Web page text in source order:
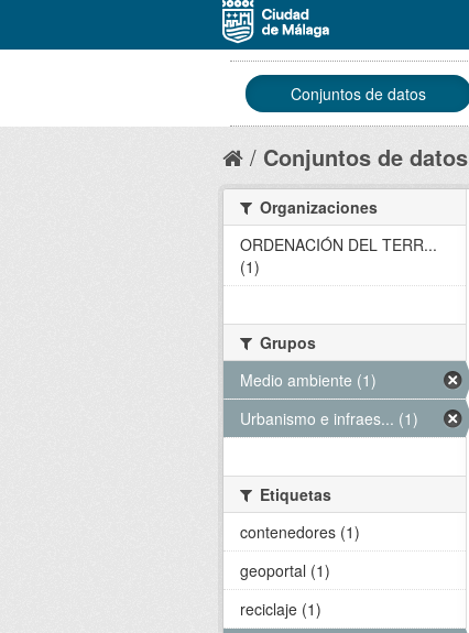
Conjuntos de datos
Conjuntos de datos
Organizaciones
ORDENACIÓN DEL TERR...
(1)
Grupos
Medio ambiente (1)
Urbanismo e infraes... (1)
Etiquetas
contenedores (1)
geoportal (1)
reciclaje (1)